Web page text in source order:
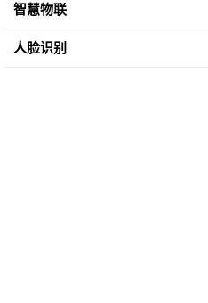
智慧物联
人脸识别